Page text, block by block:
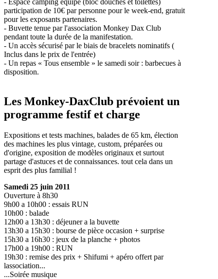
- Espace camping équipé (bloc douches et toilettes)
participation de 10€ par personne pour le week-end, gratuit
pour les exposants partenaires.
- Buvette tenue par l'association Monkey Dax Club
pendant toute la durée de la manifestation.
- Un accès sécurisé par le biais de bracelets nominatifs (
Inclus dans le prix de l'entrée)
- Un repas « Tous ensemble » le samedi soir : barbecues à
disposition.
Les Monkey-DaxClub prévoient un
programme festif et charge
Expositions et tests machines, balades de 65 km, élection
des machines les plus vintage, custom, préparées ou
d'origine, exposition de modèles originaux et surtout
partage d'astuces et de connaissances. tout cela dans un
esprit des plus familial !
Samedi 25 juin 2011
Ouverture à 8h30
9h00 a 10h00 : essais RUN
10h00 : balade
12h00 a 13h30 : déjeuner a la buvette
13h30 a 15h30 : bourse de pièce occasion + surprise
15h30 a 16h30 : jeux de la planche + photos
17h00 a 19h00 : RUN
19h30 : remise des prix + Shifumi + apéro offert par
lassociation...
...Soirée musique